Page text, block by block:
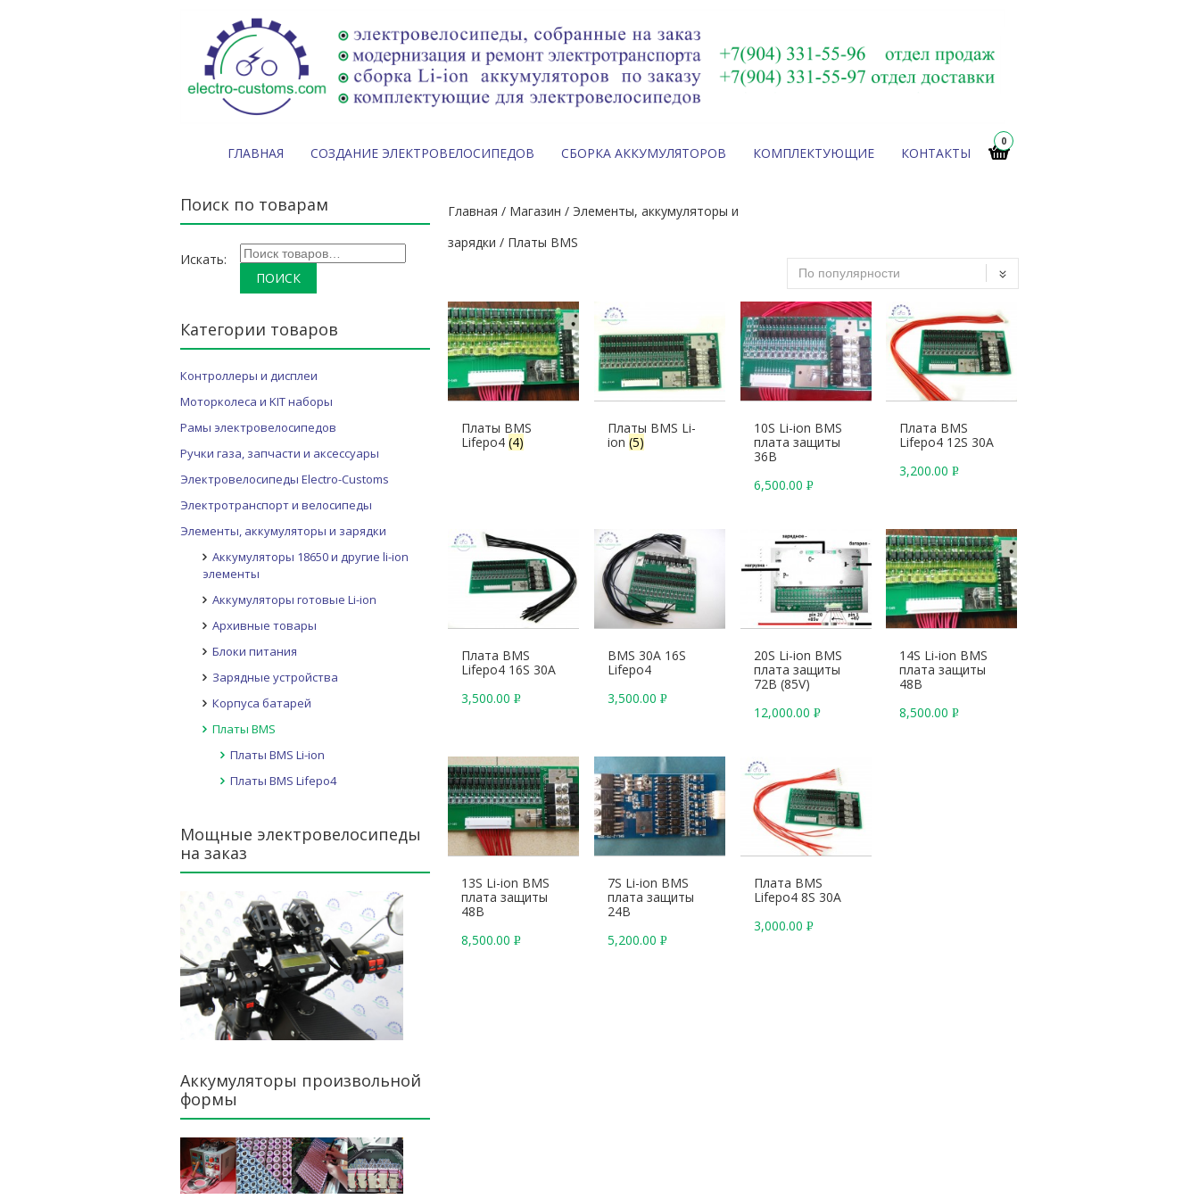
0
ГЛАВНАЯ СОЗДАНИЕ ЭЛЕКТРОВЕЛОСИПЕДОВ СБОРКА АККУМУЛЯТОРОВ КОМПЛЕКТУЮЩИЕ КОНТАКТЫ
Главная / Магазин / Элементы, аккумуляторы и
зарядки / Платы BMS
Платы BMS
Lifepo4 (4)
Платы BMS Li-
ion (5)
10S Li-ion BMS
плата защиты
36В
6,500.00 Р
.
Плата BMS
Lifepo4 12S 30A
3,200.00Р
.
Плата BMS
Lifepo4 16S 30A
3,500.00 Р
.
BMS 30A 16S
Lifepo4
3,500.00 Р
.
20S Li-ion BMS
плата защиты
72В (85V)
12,000.00 Р
14S Li-ion BMS
плата защиты
48В
8,500.00Р
13S Li-ion BMS
плата защиты
48В
8,500.00 Р
7S Li-ion BMS
плата защиты
24В
5,200.00 Р
Плата BMS
Lifepo4 8S 30A
3,000.00 Р
Поиск по товарам
Искать:
Категории товаров
Контроллеры и дисплеи
Моторколеса и KIT наборы
Рамы электровелосипедов
Ручки газа, запчасти и аксессуары
Электровелосипеды Electro-Customs
Электротранспорт и велосипеды
Элементы, аккумуляторы и зарядки
Аккумуляторы 18650 и другие li-ion
элементы
Аккумуляторы готовые Li-ion
Архивные товары
Блоки питания
Зарядные устройства
Корпуса батарей
Платы BMS
Платы BMS Li-ion
Платы BMS Lifepo4
Мощные электровелосипеды
на заказ
Аккумуляторы произвольной
формы